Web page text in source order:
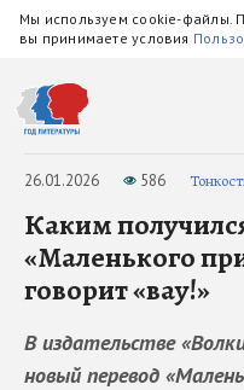
Мы используем cookie-файлы.
вы принимаете условия
26.01.2026 586
Каким
«Маленького
говорит «вау!»
В издательстве
новый перевод